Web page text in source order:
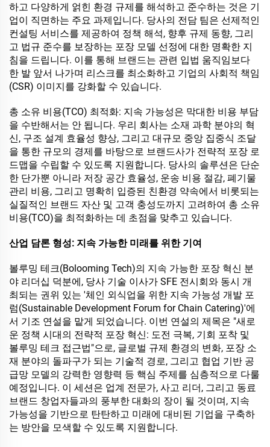
하고 다양하게 얽힌 환경 규제를 해석하고 준수하는 것은 기
업이 직면하는 주요 과제입니다. 당사의 전담 팀은 선제적인
컨설팅 서비스를 제공하여 정책 해석, 향후 규제 동향, 그리
고 법규 준수를 보장하는 포장 모델 선정에 대한 명확한 지
침을 드립니다. 이를 통해 브랜드는 관련 입법 움직임보다
한 발 앞서 나가며 리스크를 최소화하고 기업의 사회적 책임
(CSR) 이미지를 강화할 수 있습니다.
총 소유 비용(TCO) 최적화: 지속 가능성은 막대한 비용 부담
을 수반해서는 안 됩니다. 우리 회사는 소재 과학 분야의 혁
신, 구조 설계 효율성 향상, 그리고 대규모 중앙 집중식 조달
을 통한 규모의 경제를 바탕으로 브랜드사가 전략적 포장 로
드맵을 수립할 수 있도록 지원합니다. 당사의 솔루션은 단순
한 단가뿐 아니라 저장 공간 효율성, 운송 비용 절감, 폐기물
관리 비용, 그리고 명확히 입증된 친환경 약속에서 비롯되는
실질적인 브랜드 자산 및 고객 충성도까지 고려하여 총 소유
비용(TCO)을 최적화하는 데 초점을 맞추고 있습니다.
산업 담론 형성: 지속 가능한 미래를 위한 기여
볼루밍 테크(Bolooming Tech)의 지속 가능한 포장 혁신 분
야 리더십 덕분에, 당사 기술 이사가 SFE 전시회와 동시 개
최되는 권위 있는 '체인 외식업을 위한 지속 가능성 개발 포
럼(Sustainable Development Forum for Chain Catering)'에
서 기조 연설을 맡게 되었습니다. 이번 연설의 제목은 "새로
운 정책 시대의 전략적 포장 혁신: 도전 극복, 기회 포착 및
볼루밍 테크 접근법"으로, 글로벌 규제 환경의 변화, 포장 소
재 분야의 돌파구가 되는 기술적 경로, 그리고 협업 기반 공
급망 모델의 강력한 영향력 등 핵심 주제를 심층적으로 다룰
예정입니다. 이 세션은 업계 전문가, 사고 리더, 그리고 동료
브랜드 창업자들과의 풍부한 대화의 장이 될 것이며, 지속
가능성을 기반으로 탄탄하고 미래에 대비된 기업을 구축하
는 방안을 모색할 수 있도록 지원합니다.